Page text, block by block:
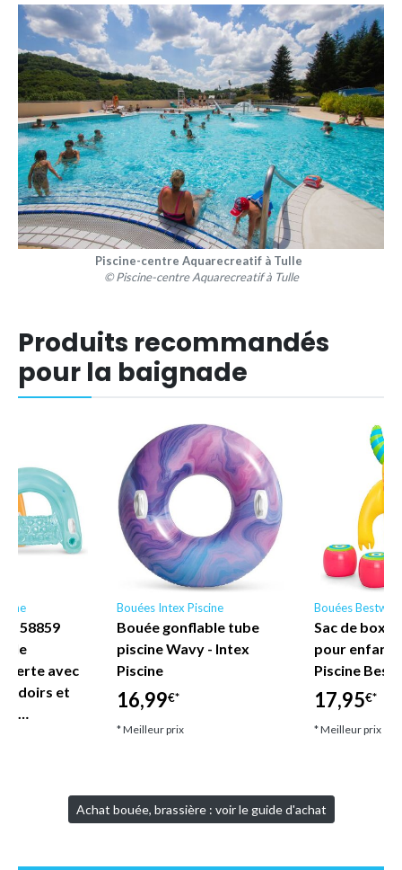
Piscine-centre Aquarecreatif à Tulle
© Piscine-centre Aquarecreatif à Tulle
Produits recommandés
pour la baignade
- 58859
avec
et
Bouées Intex Piscine
Bouée gonflable tube
piscine Wavy - Intex
Piscine
16,99€*
* Meilleur prix
Bouées Bestway
Sac de boxe
pour
Piscine
17,95€*
* Meilleur prix
Achat bouée, brassière : voir le guide d'achat